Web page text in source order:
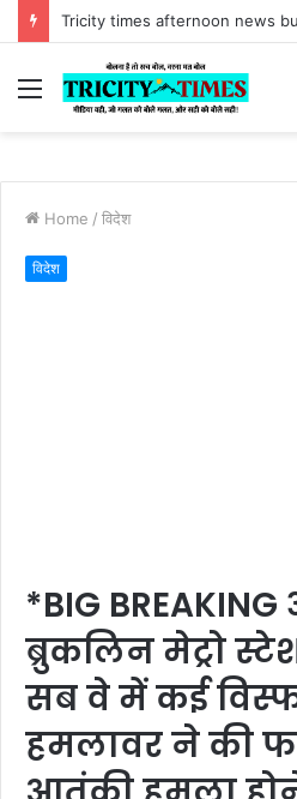
Tricity times afternoon news
Menu
Home / विदेश
विदेश
*BIG
ब्रुकलिन मेट्रो
सब वे में कई
हमलावर ने की